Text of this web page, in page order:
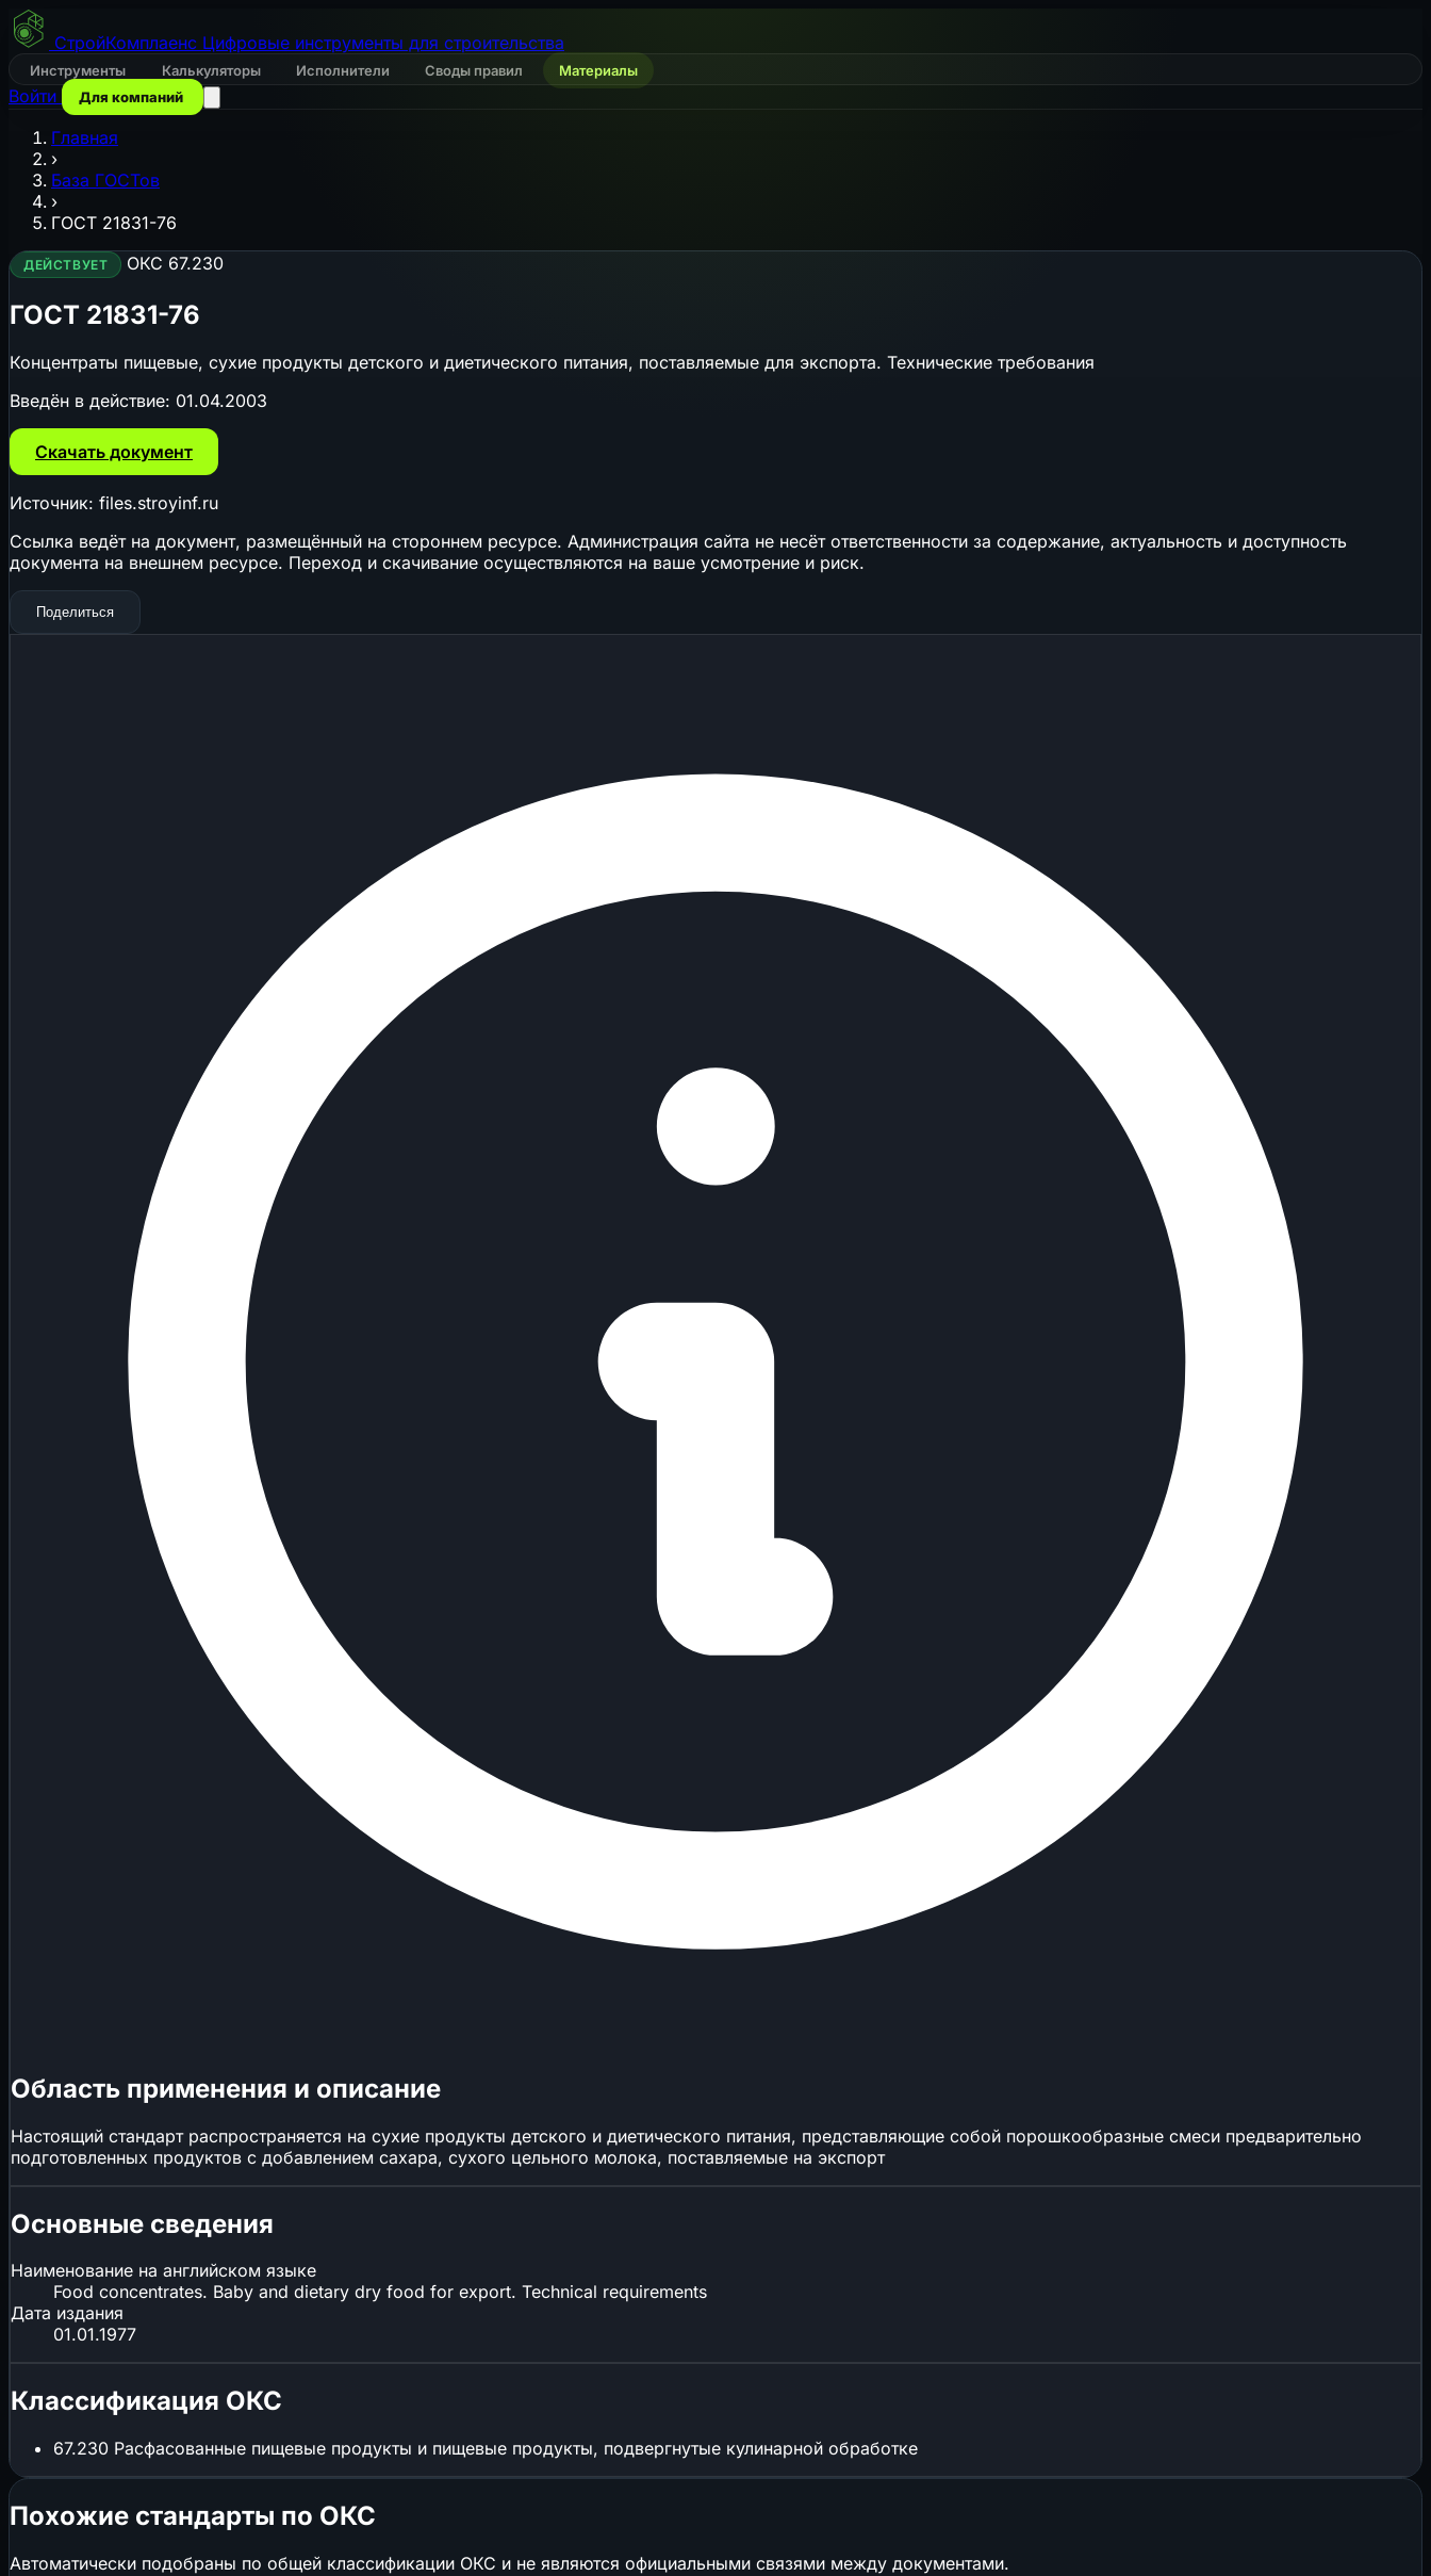
СтройКомплаенс Цифровые инструменты для строительства
Инструменты Калькуляторы Исполнители Своды правил Материалы
Войти Для компаний
Главная
›
База ГОСТов
›
ГОСТ 21831-76
ДЕЙСТВУЕТ ОКС 67.230
ГОСТ 21831-76
Концентраты пищевые, сухие продукты детского и диетического питания, поставляемые для экспорта. Технические требования
Введён в действие: 01.04.2003
Скачать документ
Источник: files.stroyinf.ru
Ссылка ведёт на документ, размещённый на стороннем ресурсе. Администрация сайта не несёт ответственности за содержание, актуальность и доступность
документа на внешнем ресурсе. Переход и скачивание осуществляются на ваше усмотрение и риск.
Поделиться
Область применения и описание
Настоящий стандарт распространяется на сухие продукты детского и диетического питания, представляющие собой порошкообразные смеси предварительно
подготовленных продуктов с добавлением сахара, сухого цельного молока, поставляемые на экспорт
Основные сведения
Наименование на английском языке
Food concentrates. Baby and dietary dry food for export. Technical requirements
Дата издания
01.01.1977
Классификация ОКС
67.230 Расфасованные пищевые продукты и пищевые продукты, подвергнутые кулинарной обработке
Похожие стандарты по ОКС
Автоматически подобраны по общей классификации ОКС и не являются официальными связями между документами.